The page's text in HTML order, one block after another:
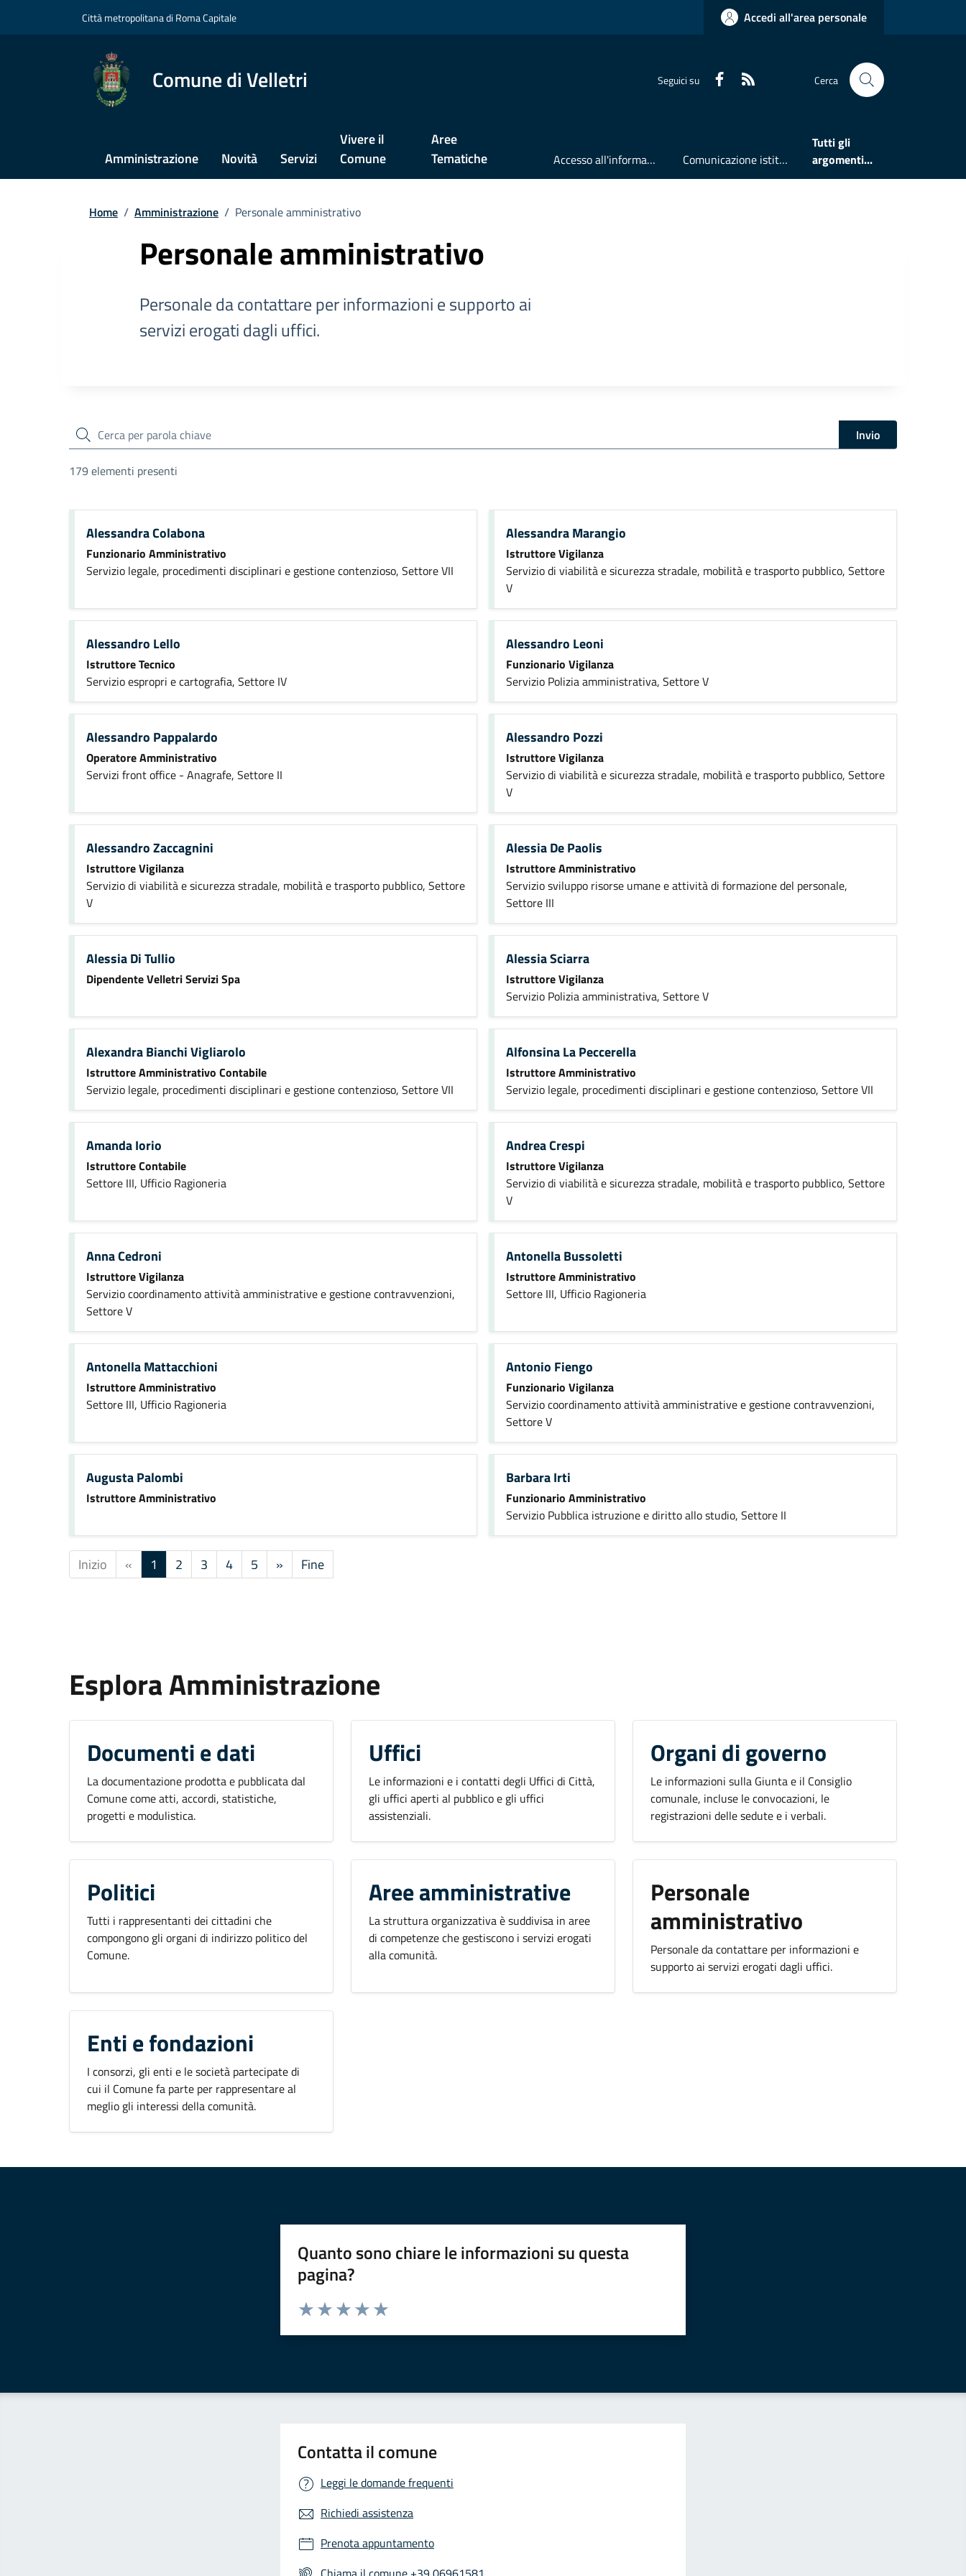
Città metropolitana di Roma Capitale Accedi all'area personale
Comune di Velletri Seguici su Faceboook Cerca
Amministrazione Novità Servizi
Vivere il
Comune
Aree
Tematiche
Accesso all'informazione Comunicazione istituzionale
Tutti gli
argomenti...
Home / Amministrazione / Personale amministrativo
Personale amministrativo
Personale da contattare per informazioni e supporto ai
servizi erogati dagli uffici.
cerca Invio
179 elementi presenti
Alessandra Colabona
Funzionario Amministrativo
Servizio legale, procedimenti disciplinari e gestione contenzioso, Settore VII
Alessandra Marangio
Istruttore Vigilanza
Servizio di viabilità e sicurezza stradale, mobilità e trasporto pubblico, Settore
V
Alessandro Lello
Istruttore Tecnico
Servizio espropri e cartografia, Settore IV
Alessandro Leoni
Funzionario Vigilanza
Servizio Polizia amministrativa, Settore V
Alessandro Pappalardo
Operatore Amministrativo
Servizi front office - Anagrafe, Settore II
Alessandro Pozzi
Istruttore Vigilanza
Servizio di viabilità e sicurezza stradale, mobilità e trasporto pubblico, Settore
V
Alessandro Zaccagnini
Istruttore Vigilanza
Servizio di viabilità e sicurezza stradale, mobilità e trasporto pubblico, Settore
V
Alessia De Paolis
Istruttore Amministrativo
Servizio sviluppo risorse umane e attività di formazione del personale,
Settore III
Alessia Di Tullio
Dipendente Velletri Servizi Spa
Alessia Sciarra
Istruttore Vigilanza
Servizio Polizia amministrativa, Settore V
Alexandra Bianchi Vigliarolo
Istruttore Amministrativo Contabile
Servizio legale, procedimenti disciplinari e gestione contenzioso, Settore VII
Alfonsina La Peccerella
Istruttore Amministrativo
Servizio legale, procedimenti disciplinari e gestione contenzioso, Settore VII
Amanda Iorio
Istruttore Contabile
Settore III, Ufficio Ragioneria
Andrea Crespi
Istruttore Vigilanza
Servizio di viabilità e sicurezza stradale, mobilità e trasporto pubblico, Settore
V
Anna Cedroni
Istruttore Vigilanza
Servizio coordinamento attività amministrative e gestione contravvenzioni,
Settore V
Antonella Bussoletti
Istruttore Amministrativo
Settore III, Ufficio Ragioneria
Antonella Mattacchioni
Istruttore Amministrativo
Settore III, Ufficio Ragioneria
Antonio Fiengo
Funzionario Vigilanza
Servizio coordinamento attività amministrative e gestione contravvenzioni,
Settore V
Augusta Palombi
Istruttore Amministrativo
Barbara Irti
Funzionario Amministrativo
Servizio Pubblica istruzione e diritto allo studio, Settore II
Inizio « 1 2 3 4 5 » Fine
Esplora Amministrazione
Documenti e dati
La documentazione prodotta e pubblicata dal
Comune come atti, accordi, statistiche,
progetti e modulistica.
Uffici
Le informazioni e i contatti degli Uffici di Città,
gli uffici aperti al pubblico e gli uffici
assistenziali.
Organi di governo
Le informazioni sulla Giunta e il Consiglio
comunale, incluse le convocazioni, le
registrazioni delle sedute e i verbali.
Politici
Tutti i rappresentanti dei cittadini che
compongono gli organi di indirizzo politico del
Comune.
Aree amministrative
La struttura organizzativa è suddivisa in aree
di competenze che gestiscono i servizi erogati
alla comunità.
Personale
amministrativo
Personale da contattare per informazioni e
supporto ai servizi erogati dagli uffici.
Enti e fondazioni
I consorzi, gli enti e le società partecipate di
cui il Comune fa parte per rappresentare al
meglio gli interessi della comunità.
Quanto sono chiare le informazioni su questa
pagina?
Valuta da 1 a 5 stelle la pagina
Contatta il comune
Leggi le domande frequenti
Richiedi assistenza
Prenota appuntamento